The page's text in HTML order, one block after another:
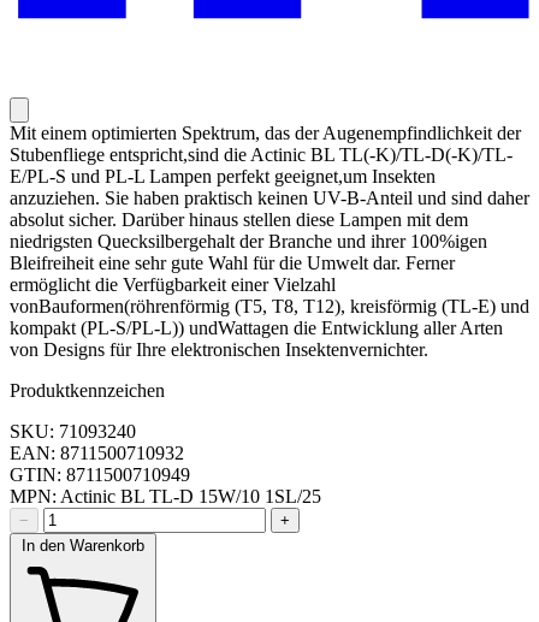
Mit einem optimierten Spektrum, das der Augenempfindlichkeit der
Stubenfliege entspricht,sind die Actinic BL TL(-K)/TL-D(-K)/TL-
E/PL-S und PL-L Lampen perfekt geeignet,um Insekten
anzuziehen. Sie haben praktisch keinen UV-B-Anteil und sind daher
absolut sicher. Darüber hinaus stellen diese Lampen mit dem
niedrigsten Quecksilbergehalt der Branche und ihrer 100%igen
Bleifreiheit eine sehr gute Wahl für die Umwelt dar. Ferner
ermöglicht die Verfügbarkeit einer Vielzahl
vonBauformen(röhrenförmig (T5, T8, T12), kreisförmig (TL-E) und
kompakt (PL-S/PL-L)) undWattagen die Entwicklung aller Arten
von Designs für Ihre elektronischen Insektenvernichter.
Produktkennzeichen
SKU: 71093240
EAN: 8711500710932
GTIN: 8711500710949
MPN: Actinic BL TL-D 15W/10 1SL/25
−
+
In den Warenkorb